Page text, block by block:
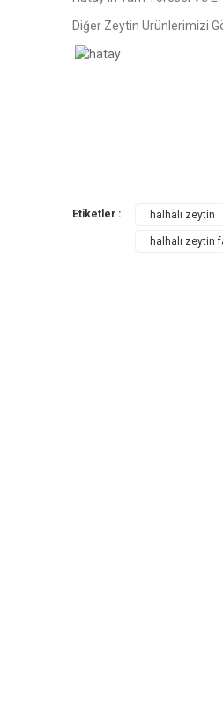
Diğer Zeytin Ürünlerimizi
Etiketler : halhalı zeytin
halhalı zeytin